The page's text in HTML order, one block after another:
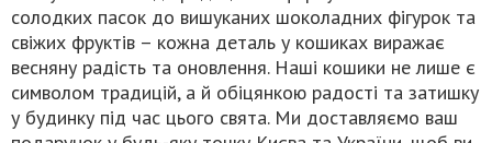
солодких пасок до вишуканих шоколадних фігурок та
свіжих фруктів – кожна деталь у кошиках виражає
весняну радість та оновлення. Наші кошики не лише є
символом традицій, а й обіцянкою радості та затишку
у будинку під час цього свята. Ми доставляємо ваш